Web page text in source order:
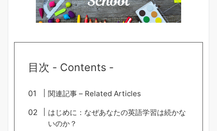
目次 - Contents -
関連記事 – Related Articles
はじめに：なぜあなたの英語学習は続かな
いのか？